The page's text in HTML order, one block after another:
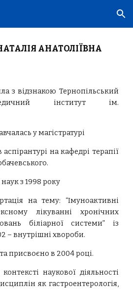
Skip to navigation
АНАТОЛІЇВНА
з відзнакою Тернопільський
інститут ім.
у магістратурі
на кафедрі терапії
з 1998 року
на тему: “Імуноактивні
лікуванні хронічних
біліарної системи” із
– внутрішні хвороби.
присвоєно в 2004 році.
наукової діяльності
як гастроентерологія,